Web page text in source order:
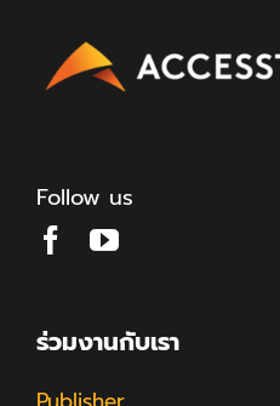
Follow us
ร่วมงานกับเรา